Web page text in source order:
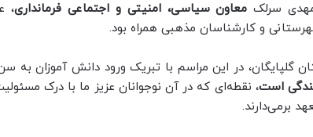
سرلک معاون سیاسی، امنیتی و اجتماعی فرمانداری،
و کارشناسان مذهبی همراه بود.
گلپایگان، در این مراسم با تبریک ورود دانش آموزان به
است، نقطه‌ای که در آن نوجوانان عزیز ما با درک
برمی‌دارند.